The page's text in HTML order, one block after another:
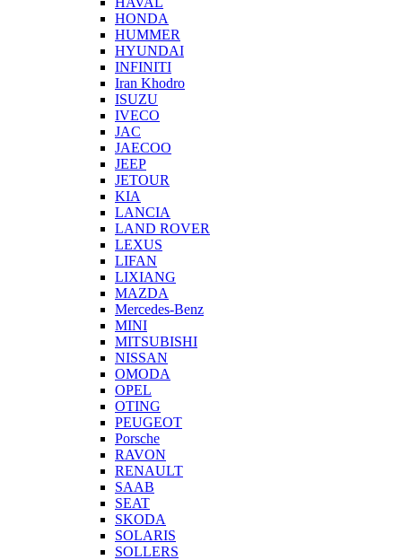
HONDA
HUMMER
HYUNDAI
INFINITI
Iran Khodro
ISUZU
IVECO
JAC
JAECOO
JEEP
JETOUR
KIA
LANCIA
LAND ROVER
LEXUS
LIFAN
LIXIANG
MAZDA
Mercedes-Benz
MINI
MITSUBISHI
NISSAN
OMODA
OPEL
OTING
PEUGEOT
Porsche
RAVON
RENAULT
SAAB
SEAT
SKODA
SOLARIS
SOLLERS